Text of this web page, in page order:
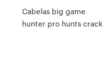
Cabelas big game
hunter pro hunts crack